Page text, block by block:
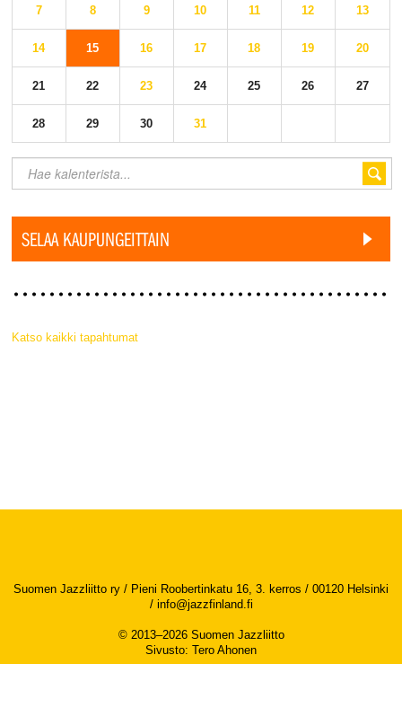
7 8 9 10 11 12 13
14 15 16 17 18 19 20
21 22 23 24 25 26 27
28 29 30 31
SELAA KAUPUNGEITTAIN
Katso kaikki tapahtumat
Suomen Jazzliitto ry / Pieni Roobertinkatu 16, 3. kerros / 00120 Helsinki
/ info@jazzfinland.fi
© 2013–2026 Suomen Jazzliitto
Sivusto: Tero Ahonen